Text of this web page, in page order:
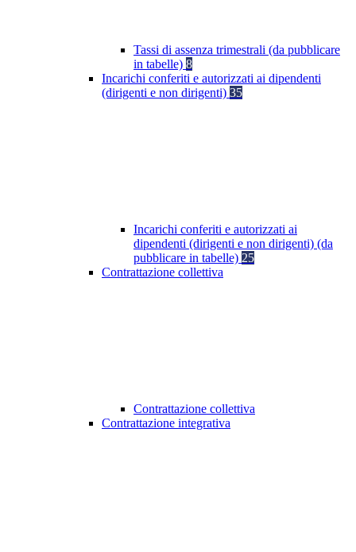
Tassi di assenza trimestrali (da pubblicare
in tabelle) 8
Incarichi conferiti e autorizzati ai dipendenti
(dirigenti e non dirigenti) 35
Incarichi conferiti e autorizzati ai
dipendenti (dirigenti e non dirigenti) (da
pubblicare in tabelle) 25
Contrattazione collettiva
Contrattazione collettiva
Contrattazione integrativa